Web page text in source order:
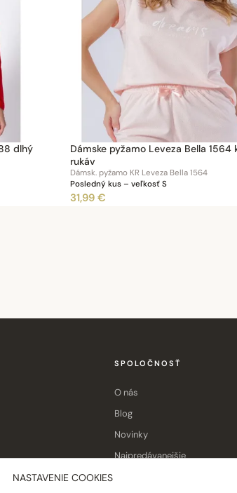
Dámske pyžamo Leveza Bella 1564 krátky
rukáv
Dámsk. pyžamo KR Leveza Bella 1564
Posledný kus – veľkosť S
31,99 €
SPOLOČNOSŤ
O nás
Blog
Novinky
Najpredávanejšie
NASTAVENIE COOKIES